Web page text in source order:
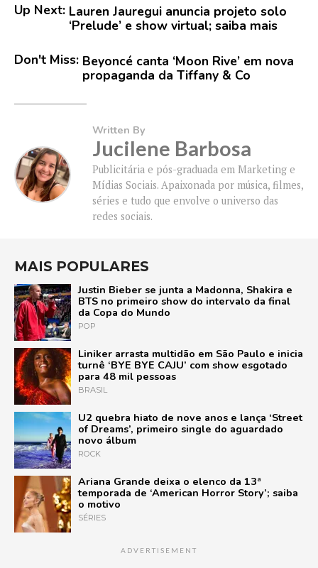
Up Next: Lauren Jauregui anuncia projeto solo
‘Prelude’ e show virtual; saiba mais
Don't Miss: Beyoncé canta ‘Moon Rive’ em nova
propaganda da Tiffany & Co
Written By
Jucilene Barbosa
Publicitária e pós-graduada em Marketing e
Mídias Sociais. Apaixonada por música, filmes,
séries e tudo que envolve o universo das
redes sociais.
MAIS POPULARES
Justin Bieber se junta a Madonna, Shakira e
BTS no primeiro show do intervalo da final
da Copa do Mundo
POP
Liniker arrasta multidão em São Paulo e inicia
turnê ‘BYE BYE CAJU’ com show esgotado
para 48 mil pessoas
BRASIL
U2 quebra hiato de nove anos e lança ‘Street
of Dreams’, primeiro single do aguardado
novo álbum
ROCK
Ariana Grande deixa o elenco da 13ª
temporada de ‘American Horror Story’; saiba
o motivo
SÉRIES
ADVERTISEMENT